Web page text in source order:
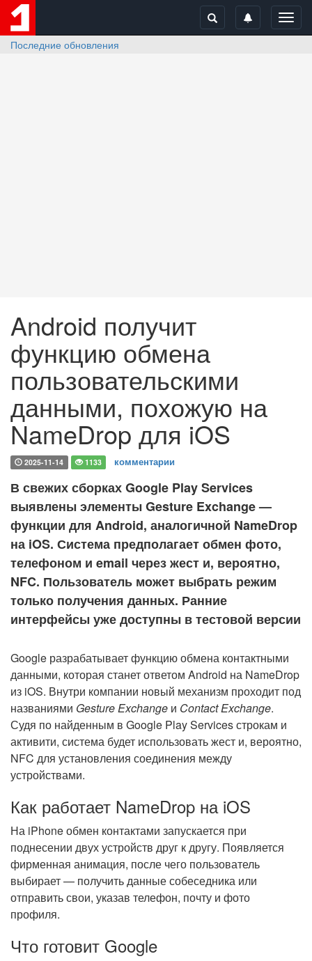
Последние обновления
Android получит
функцию обмена
пользовательскими
данными, похожую на
NameDrop для iOS
2025-11-14 1133 комментарии
В свежих сборках Google Play Services
выявлены элементы Gesture Exchange —
функции для Android, аналогичной NameDrop
на iOS. Система предполагает обмен фото,
телефоном и email через жест и, вероятно,
NFC. Пользователь может выбрать режим
только получения данных. Ранние
интерфейсы уже доступны в тестовой версии
Google разрабатывает функцию обмена контактными
данными, которая станет ответом Android на NameDrop
из iOS. Внутри компании новый механизм проходит под
названиями Gesture Exchange и Contact Exchange.
Судя по найденным в Google Play Services строкам и
активити, система будет использовать жест и, вероятно,
NFC для установления соединения между
устройствами.
Как работает NameDrop на iOS
На iPhone обмен контактами запускается при
поднесении двух устройств друг к другу. Появляется
фирменная анимация, после чего пользователь
выбирает — получить данные собеседника или
отправить свои, указав телефон, почту и фото
профиля.
Что готовит Google